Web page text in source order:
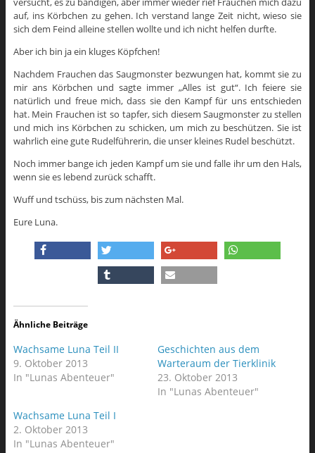
auf, ins Körbchen zu gehen. Ich verstand lange Zeit nicht, wieso sie
sich dem Feind alleine stellen wollte und ich nicht helfen durfte.
Aber ich bin ja ein kluges Köpfchen!
Nachdem Frauchen das Saugmonster bezwungen hat, kommt sie zu
mir ans Körbchen und sagte immer „Alles ist gut“. Ich feiere sie
natürlich und freue mich, dass sie den Kampf für uns entschieden
hat. Mein Frauchen ist so tapfer, sich diesem Saugmonster zu stellen
und mich ins Körbchen zu schicken, um mich zu beschützen. Sie ist
wahrlich eine gute Rudelführerin, die unser kleines Rudel beschützt.
Noch immer bange ich jeden Kampf um sie und falle ihr um den Hals,
wenn sie es lebend zurück schafft.
Wuff und tschüss, bis zum nächsten Mal.
Eure Luna.
Ähnliche Beiträge
Wachsame Luna Teil II
9. Oktober 2013
In "Lunas Abenteuer"
Geschichten aus dem
Warteraum der Tierklinik
23. Oktober 2013
In "Lunas Abenteuer"
Wachsame Luna Teil I
2. Oktober 2013
In "Lunas Abenteuer"